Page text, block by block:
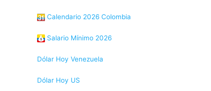
Calendario 2026 Colombia
Salario Mínimo 2026
Dólar Hoy Venezuela
Dólar Hoy US